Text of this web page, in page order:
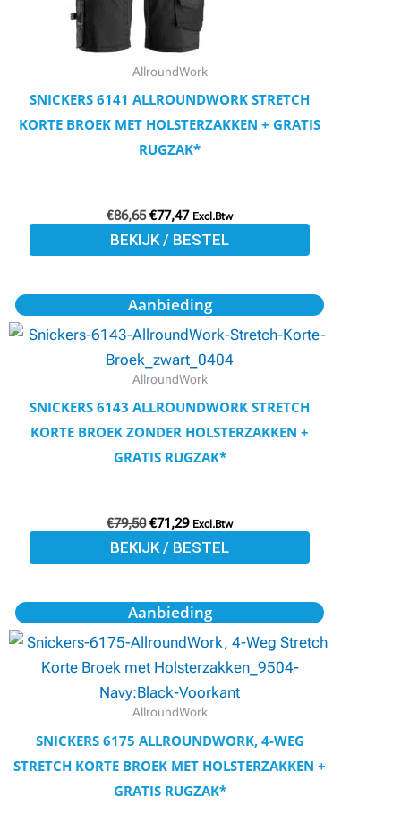
AllroundWork
SNICKERS 6141 ALLROUNDWORK STRETCH
KORTE BROEK MET HOLSTERZAKKEN + GRATIS
RUGZAK*
€86,65 €77,47 Excl.Btw
BEKIJK / BESTEL
kan
gekozen
worden
op
de
productpagina
Aanbieding
AllroundWork
SNICKERS 6143 ALLROUNDWORK STRETCH
KORTE BROEK ZONDER HOLSTERZAKKEN +
GRATIS RUGZAK*
€79,50
Oorspronkelijke
prijs
was:
€79,50.
€71,29
Huidige
prijs
is:
€71,29.
Excl.Btw
BEKIJK / BESTEL
Dit
product
heeft
meerdere
variaties.
Deze
optie
worden
op
productpagina
Aanbieding
AllroundWork
SNICKERS 6175 ALLROUNDWORK, 4-WEG
STRETCH KORTE BROEK MET HOLSTERZAKKEN +
GRATIS RUGZAK*
Oorspronkelijke
prijs
was:
Huidige
prijs
is:
€84,13.
Dit
product
heeft
meerdere
variaties.
Deze
optie
kan